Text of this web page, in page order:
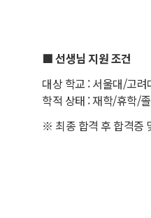
■ 선생님 지원 조건
대상 학교 : 서울대/고
학적 상태 : 재학/휴학/
※ 최종 합격 후 합격증